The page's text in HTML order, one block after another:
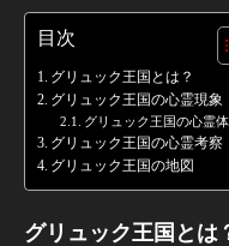
目次
グリュック王国とは？
グリュック王国の心霊現象
グリュック王国の心霊
グリュック王国の心霊考察
グリュック王国の地図
グリュック王国とは